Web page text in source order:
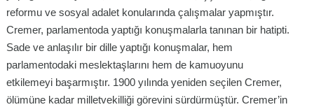
reformu ve sosyal adalet konularında çalışmalar yapmıştır.
Cremer, parlamentoda yaptığı konuşmalarla tanınan bir hatipti.
Sade ve anlaşılır bir dille yaptığı konuşmalar, hem
parlamentodaki meslektaşlarını hem de kamuoyunu
etkilemeyi başarmıştır. 1900 yılında yeniden seçilen Cremer,
ölümüne kadar milletvekilliği görevini sürdürmüştür. Cremer’in